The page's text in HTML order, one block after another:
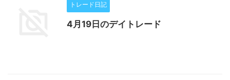
トレード日記
4月19日のデイトレード